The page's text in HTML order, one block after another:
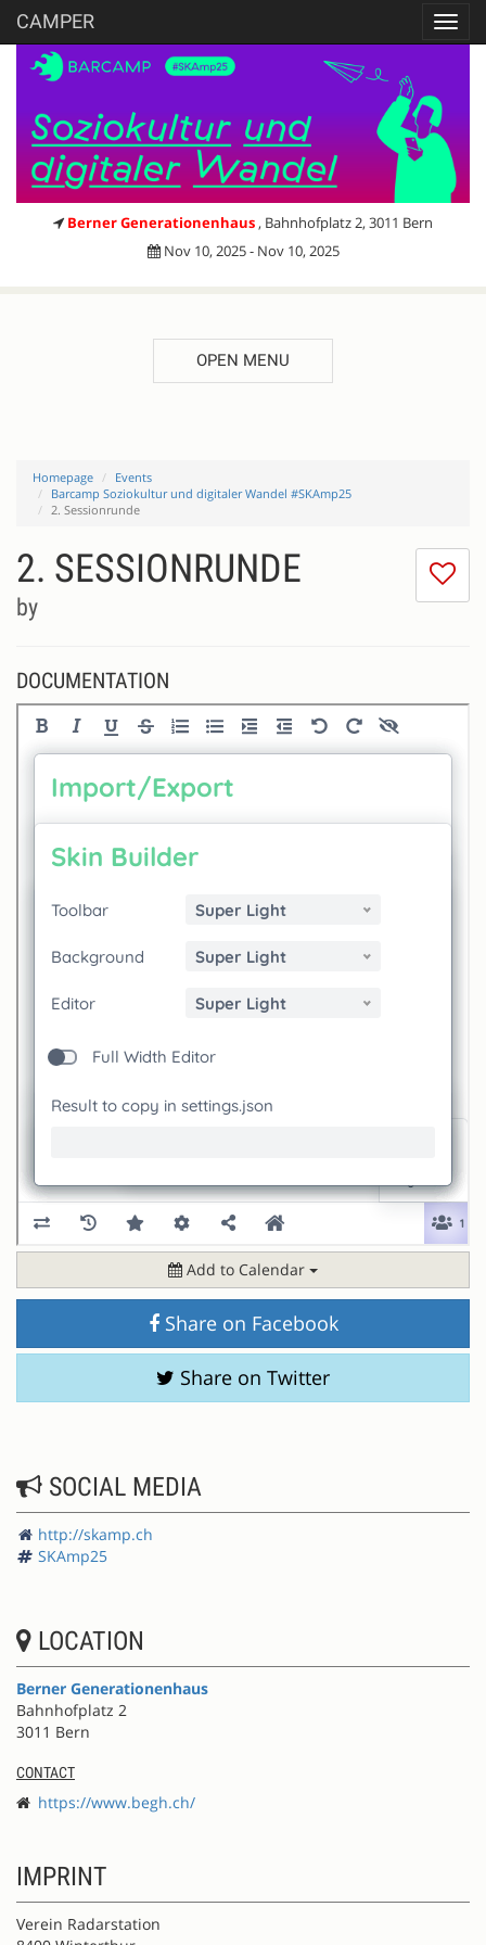
CAMPER
Berner Generationenhaus , Bahnhofplatz 2, 3011 Bern
Nov 10, 2025 - Nov 10, 2025
OPEN MENU
Homepage
Events
Barcamp Soziokultur und digitaler Wandel #SKAmp25
2. Sessionrunde
I
2. SESSIONRUNDE
by
DOCUMENTATION
Add to Calendar
Share on Facebook
Share on Twitter
SOCIAL MEDIA
http://skamp.ch
SKAmp25
LOCATION
Berner Generationenhaus
Bahnhofplatz 2
3011 Bern
CONTACT
https://www.begh.ch/
IMPRINT
Verein Radarstation